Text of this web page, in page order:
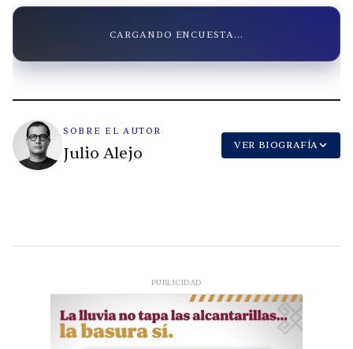
CARGANDO ENCUESTA...
SOBRE EL AUTOR
Julio Alejo VER BIOGRAFÍA
PUBLICIDAD